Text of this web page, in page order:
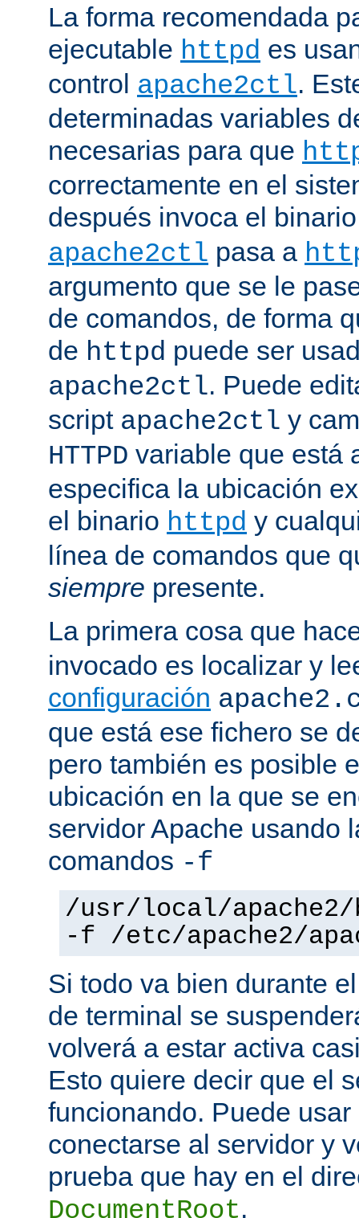
La forma recomendada
ejecutable httpd es
control apache2ctl.
determinadas variables
necesarias para que
correctamente en el
después invoca el
apache2ctl pasa a
argumento que se le
de comandos, de forma
de httpd puede ser
apache2ctl. Puede
script apache2ctl y
HTTPD variable que está
especifica la ubicación
el binario httpd y
línea de comandos que
siempre presente.
La primera cosa que
invocado es localizar y
configuración
que está ese fichero se
pero también es posible
ubicación en la que se
servidor Apache usando
comandos -f
/usr/local/
-f /etc/apache2/
Si todo va bien durante
de terminal se
volverá a estar activa
Esto quiere decir que el
funcionando. Puede
conectarse al servidor y
prueba que hay en el
DocumentRoot.